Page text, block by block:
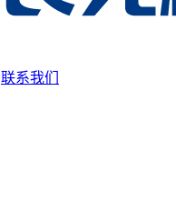
联系我们